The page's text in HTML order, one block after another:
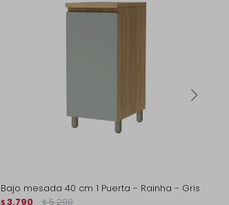
Bajo mesada 40 cm 1 Puerta - Rainha - Gris
$ 3.790 $ 5.290